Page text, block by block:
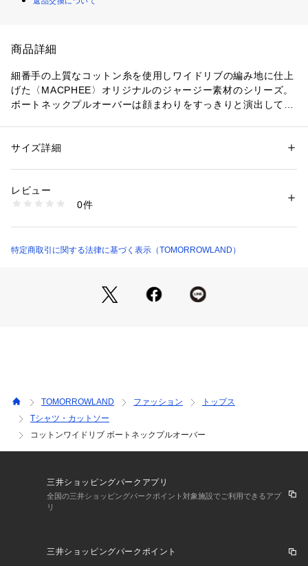
商品詳細
細番手の上質なコットン糸を使用しワイドリブの編み地に仕上
げた〈MACPHEE〉オリジナルのジャージー素材のシリーズ。
ボートネックプルオーバーは顔まわりをすっきりと演出してく
なシルエットもポイントです。
さい。
性別：レディース
素材：コットン100％
洗濯：洗濯機、漂白不可、タンブル乾燥不可、自然乾燥、アイロン仕上げ
可、ドライ可、ウエットクリーニング可
商品番号：1095000001384 （モール）
サイズ詳細
レビュー
0件
特定商取引に関する法律に基づく表示（TOMORROWLAND）
TOMORROWLAND ファッション
トップス
Tシャツ・カットソー
コットンワイドリブ ボートネックプルオーバー
三井ショッピングパークアプリ
全国の三井ショッピングパークポイント対象施設でご利用できるアプ
リ
三井ショッピングパークポイント